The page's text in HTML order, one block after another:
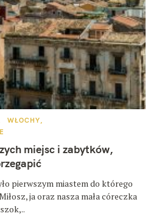
WŁOCHY
miejsc i zabytków,
pierwszym miastem do którego
ja oraz nasza mała córeczka